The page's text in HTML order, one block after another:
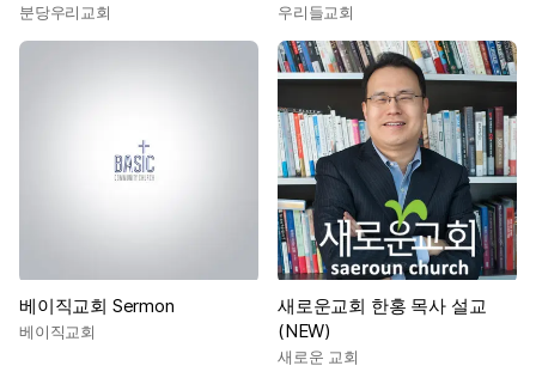
분당우리교회 우리들교회
베이직교회 Sermon
베이직교회
새로운교회 한홍 목사 설교
(NEW)
새로운 교회